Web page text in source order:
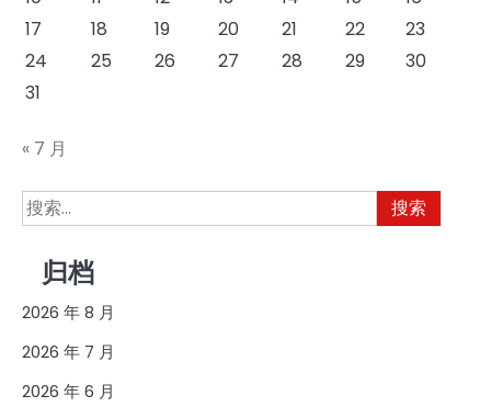
17
18 19 20 21 22
23
24
25 26 27 28 29
30
31
« 7 月
搜
索：
归档
2026 年 8 月
2026 年 7 月
2026 年 6 月